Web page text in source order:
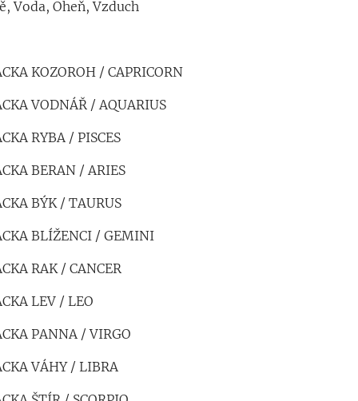
Voda, Oheň, Vzduch
KOZOROH / CAPRICORN
VODNÁŘ / AQUARIUS
RYBA / PISCES
BERAN / ARIES
BÝK / TAURUS
BLÍŽENCI / GEMINI
RAK / CANCER
LEV / LEO
PANNA / VIRGO
VÁHY / LIBRA